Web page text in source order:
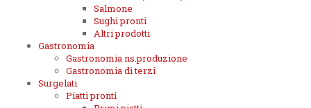
Salmone
Sughi pronti
Altri prodotti
Gastronomia
Gastronomia ns.produzione
Gastronomia di terzi
Surgelati
Piatti pronti